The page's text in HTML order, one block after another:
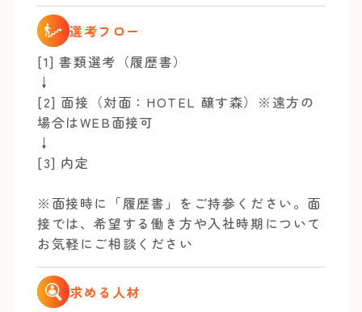
選考フロー
[1] 書類選考（履歴書）
↓
[2] 面接（対面：HOTEL 醸す森）※遠方の
場合はWEB面接可
↓
[3] 内定
※面接時に「履歴書」をご持参ください。面
接では、希望する働き方や入社時期について
お気軽にご相談ください
求める人材